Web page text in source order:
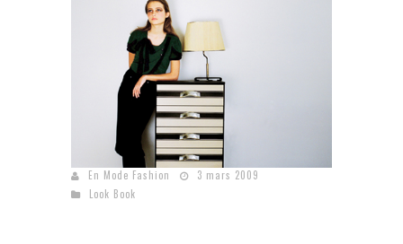
Leslie Ferré : Collection Ava Horne
En Mode Fashion
3 mars 2009
Look Book